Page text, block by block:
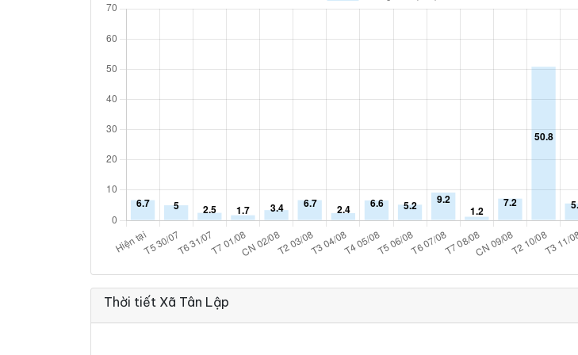
Thời tiết Xã Tân Lập